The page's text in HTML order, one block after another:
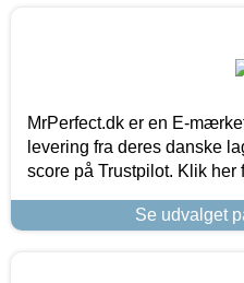
MrPerfect.dk er en E-
levering fra deres danske
score på Trustpilot. Klik her
Se udvalget